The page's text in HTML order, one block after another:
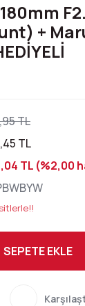
+
TL
TL
TL (%2,00
SEPETE EKLE